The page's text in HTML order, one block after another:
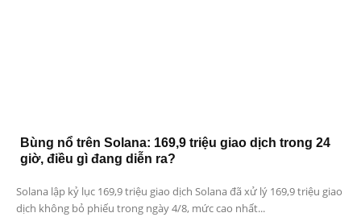
Bùng nổ trên Solana: 169,9 triệu giao dịch trong 24
giờ, điều gì đang diễn ra?
Solana lập kỷ lục 169,9 triệu giao dịch Solana đã xử lý 169,9 triệu giao
dịch không bỏ phiếu trong ngày 4/8, mức cao nhất...